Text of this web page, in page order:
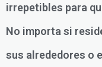
irrepetibles para
No importa si
sus alrededores o